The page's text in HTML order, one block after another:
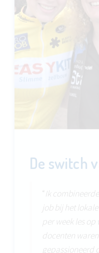
De switch
“Ik
job bij het
per week les op
docenten
gepassioneerd